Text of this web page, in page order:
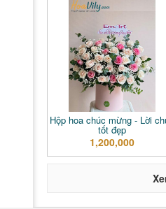
Hộp hoa chúc mừng - Lời
tốt đẹp
1,200,000